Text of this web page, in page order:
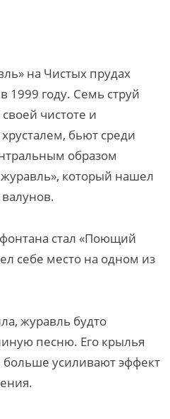
на Чистых прудах
1999 году. Семь струй
чистоте и
бьют среди
образом
который нашел
стал «Поющий
себе место на одном из
журавль будто
песню. Его крылья
усиливают эффект